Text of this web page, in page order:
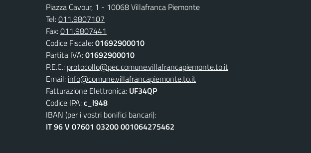
Piazza Cavour, 1 - 10068 Villafranca Piemonte
Tel:011.9807107
Fax:011.9807441
Codice Fiscale:01692900010
Partita IVA:01692900010
P.E.C.: protocollo@pec.comune.villafrancapiemonte.to.it
Email: info@comune.villafrancapiemonte.to.it
Fatturazione Elettronica: UF34QP
Codice IPA:c_l948
IBAN (per i vostri bonifici bancari):
IT 96 V 07601 03200 001064275462